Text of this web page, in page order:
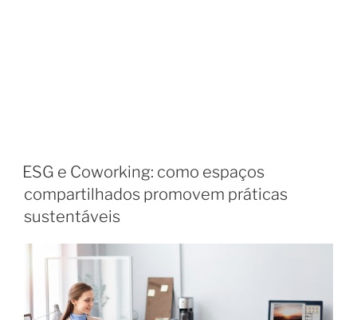
ESG e Coworking: como espaços
compartilhados promovem práticas
sustentáveis